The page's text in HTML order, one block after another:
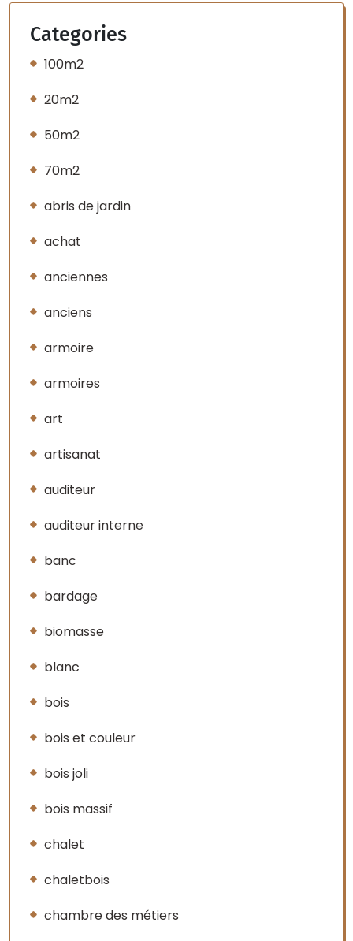
Categories
100m2
20m2
50m2
70m2
abris de jardin
achat
anciennes
anciens
armoire
armoires
art
artisanat
auditeur
auditeur interne
banc
bardage
biomasse
blanc
bois
bois et couleur
bois joli
bois massif
chalet
chaletbois
chambre des métiers